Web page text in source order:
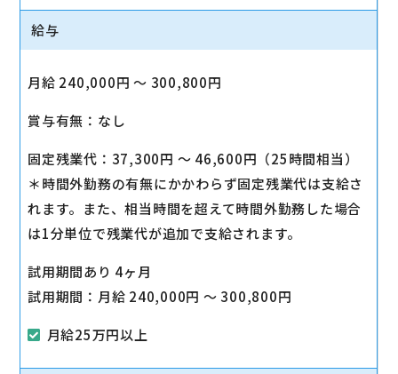
給与
月給 240,000円 〜 300,800円
賞与有無：なし
固定残業代：37,300円 〜 46,600円（25時間相当）
＊時間外勤務の有無にかかわらず固定残業代は支給さ
れます。また、相当時間を超えて時間外勤務した場合
は1分単位で残業代が追加で支給されます。
試用期間あり 4ヶ月
試用期間：月給 240,000円 〜 300,800円
月給25万円以上